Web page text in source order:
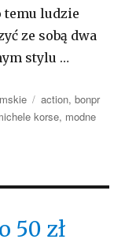
temu ludzie
ze sobą dwa
stylu …
Tagi
action,bonpr
korse, modne
50 zł